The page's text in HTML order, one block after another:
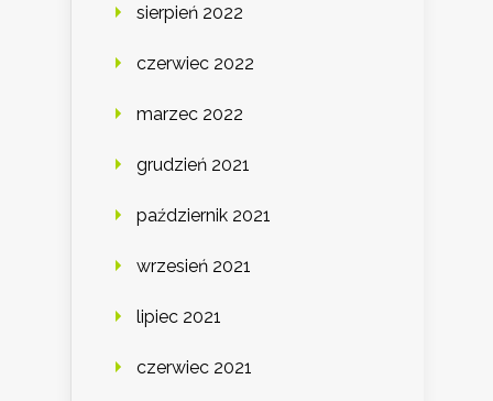
sierpień 2022
czerwiec 2022
marzec 2022
grudzień 2021
październik 2021
wrzesień 2021
lipiec 2021
czerwiec 2021